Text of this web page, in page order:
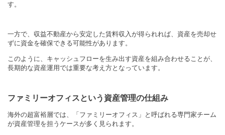
す。
一方で、収益不動産から安定した賃料収入が得られれば、資産を売却せ
ずに資金を確保できる可能性があります。
このように、キャッシュフローを生み出す資産を組み合わせることが、
長期的な資産運用では重要な考え方となっています。
ファミリーオフィスという資産管理の仕組み
海外の超富裕層では、「ファミリーオフィス」と呼ばれる専門家チーム
が資産管理を担うケースが多く見られます。